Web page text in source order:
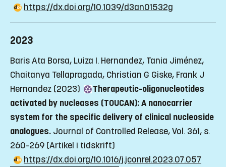
https://dx.doi.org/10.1039/d3an01532g
2023
Baris Ata Borsa, Luiza I. Hernandez, Tania Jiménez,
Chaitanya Tellapragada, Christian G Giske, Frank J
Hernandez (2023)
Therapeutic-oligonucleotides
activated by nucleases (TOUCAN): A nanocarrier
system for the specific delivery of clinical nucleoside
analogues. Journal of Controlled Release, Vol. 361, s.
260-269 (Artikel i tidskrift)
https://dx.doi.org/10.1016/j.jconrel.2023.07.057